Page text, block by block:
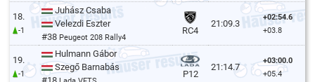
18.
-1
Juhász Csaba
Velezdi Eszter
#38 Peugeot 208 Rally4
RC4
21:09.3
+02:54.6
+03.8
19.
-1
Hulmann Gábor
Szegő Barnabás
P12
21:14.7
+03:00.0
+05.4